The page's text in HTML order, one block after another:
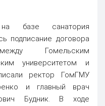
базе санатория
подписание договора
Гомельским
университетом и
ректор ГомГМУ
и главный врач
Будник. В ходе